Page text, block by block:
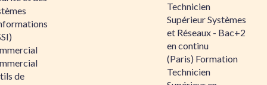
de
Technicien
Supérieur Systèmes
et Réseaux - Bac+2
en continu
(Paris) Formation
Technicien